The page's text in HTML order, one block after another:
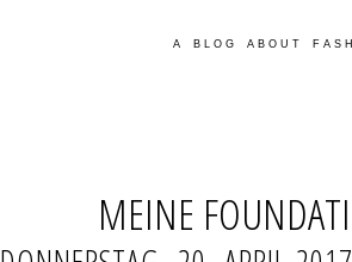
A BLOG ABOUT
MEINE